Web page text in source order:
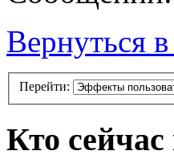
Вернуться
Перейти:
Кто